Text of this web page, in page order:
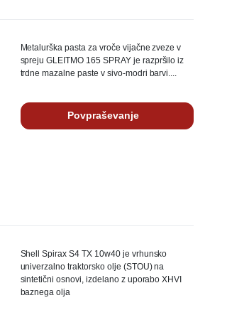
Metalurška pasta za vroče vijačne zveze v
spreju GLEITMO 165 SPRAY je razpršilo iz
trdne mazalne paste v sivo-modri barvi....
Povpraševanje
Shell Spirax S4 TX 10w40 je vrhunsko
univerzalno traktorsko olje (STOU) na
sintetični osnovi, izdelano z uporabo XHVI
baznega olja